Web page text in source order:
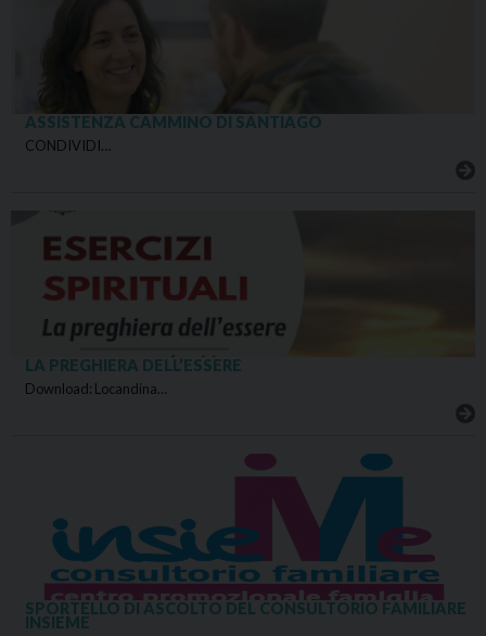
ASSISTENZA CAMMINO DI SANTIAGO
CONDIVIDI…
LA PREGHIERA DELL’ESSERE
Download: Locandina…
SPORTELLO DI ASCOLTO DEL CONSULTORIO FAMILIARE
INSIEME